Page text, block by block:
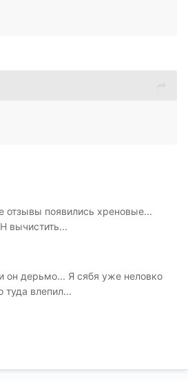
появились хреновые...
вычистить...
он дерьмо... Я сябя уже неловко
туда влепил...